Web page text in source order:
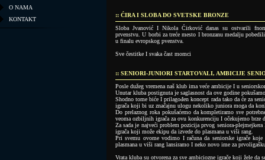
O NAMA
KONTAKT
:: ĆIRA I SLOBA DO SVETSKE BRONZE
Sloba Jvanović I Nikola Ćirković danas su ostvarili
prvenstvu. U borbi za treće mesto I bronzanu medalju
u finalu evropskog pvenstva.
Sve čestitke I svaka čast momci
:: SENIORI-JUNIORI STARTOVALI, AMBICIJE
Posle dužeg vremena naš klub ima veće ambicije I u
Unutar kluba postignuta je saglasnost da ove godine
Shodno tome biće I prilagođen koncept rada tako da će za
igrača koji bi uz značajnu ulogu nekoliko juniora moga da
Do prelaznog roka pokušaćemo da kompletiramo sve
veoma ozbiljnih igrača za ovu konkurenciju I očekujemo brze
Za sada je najveći problem pozicija prvog seniora-
igrača koji može ekipu da izvede do plasmana u viši rang.
Pri svemu ovome vodimo I računa da seniorske igrače
plasmana u viši rang lansiramo I neko novo ime za
Vrata kluba su otvorena za sve ambiciozne igrače koji žele da